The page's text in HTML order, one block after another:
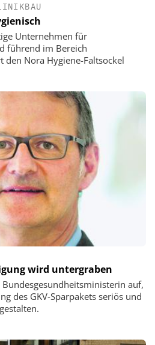
Unternehmen für
führend im Bereich
den Nora Hygiene-Faltsockel
wird untergraben
auf,
des GKV-Sparpakets seriös und